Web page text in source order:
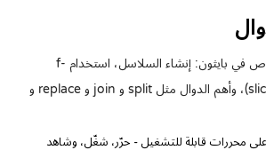
تعلّم التعامل مع النصوص في بايثون: إنشاء السلاسل، استخدام f-
strings، التقطيع (slicing)، وأهم الدوال مثل split و join و replace و
محررات قابلة للتشغيل - حرّر، شغّل، وشاهد